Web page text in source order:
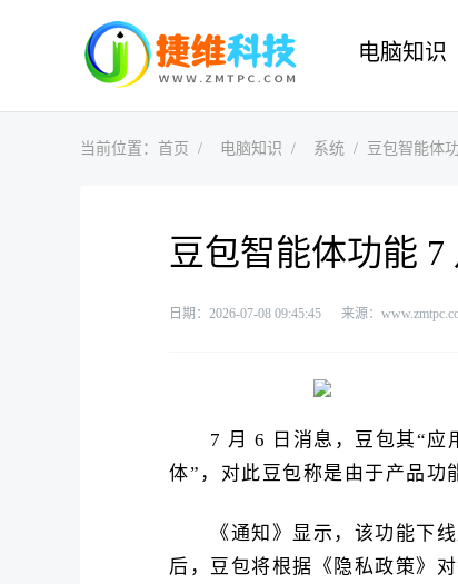
电脑知识
当前位置： 首页 电脑知识 系统 豆包智能体
豆包智能体功能
日期：2026-07-08 09:45:45 来源：
7 月 6 日消息，豆包其“应用
体”，对此豆包称是由于产品功
《通知》显示，该功能下线
后，豆包将根据《隐私政策》